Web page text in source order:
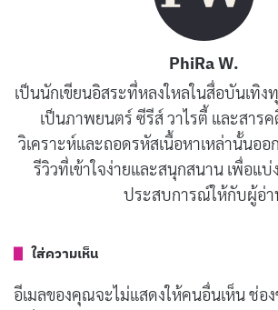
[รีวิว-เรื่องย่อ] Wild Sing
ตกอับคืนเวที ฝังใจกว่าแค่เพ
เผยแพร่เมื่อ: 2 ชั่วโมง ที่ผ่านมา
200 แคปชั่นเที่ยวฮ่องกง เก๋
2026
FALENO ผลงานเด่น
PhiRa W.
เป็นนักเขียนอิสระที่หลงใหลในสื่อบันเทิ
เป็นภาพยนตร์ ซีรีส์ วาไรตี้ และสาร
วิเคราะห์และถอดรหัสเนื้อหาเหล่านั้นอ
รีวิวที่เข้าใจง่ายและสนุกสนาน เพื่อแ
ประสบการณ์ให้กับผู้อ่า
ใส่ความเห็น
อีเมลของคุณจะไม่แสดงให้คนอื่นเห็นช่อ